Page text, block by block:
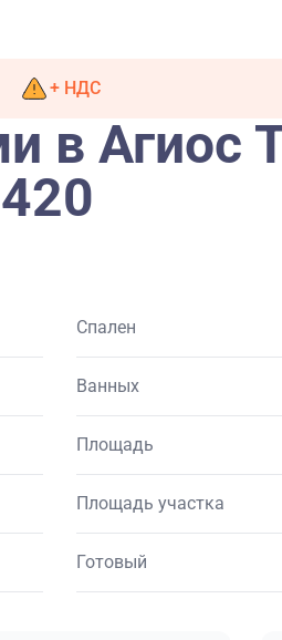
+ НДС
в Агиос
Спален
Ванных
Площадь
Площадь участка
Готовый